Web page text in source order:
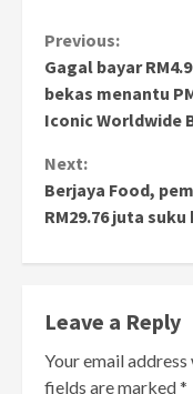
Continue
Reading
Previous:
Gagal bayar
bekas menantu
Iconic Worldwide
Next:
Berjaya Food,
RM29.76 juta
Leave a Reply
Your email
fields are marked*